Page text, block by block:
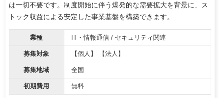
は一切不要です。制度開始に伴う爆発的な需要拡大を背景に、ス
トック収益による安定した事業基盤を構築できます。
業種 IT・情報通信 / セキュリティ関連
募集対象 【個人】 【法人】
募集地域 全国
初期費用 無料